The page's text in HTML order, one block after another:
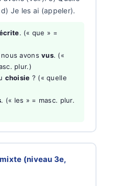
Je les ai (appeler).
. (« que » =
avonsvus. («
plur.)
choisie ? (« quelle
. (« les » = masc. plur.
(niveau 3e,